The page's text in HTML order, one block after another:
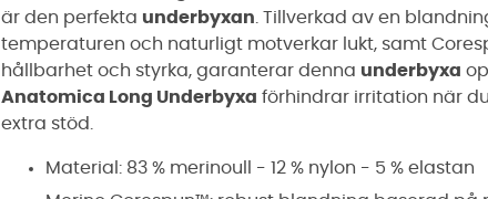
är den perfekta underbyxan . Tillverkad av en
temperaturen och naturligt motverkar lukt, samt
hållbarhet och styrka, garanterar denna underbyxa
Anatomica Long Underbyxa förhindrar irritation när
extra stöd.
Material: 83 % merinoull - 12 % nylon - 5 % elastan